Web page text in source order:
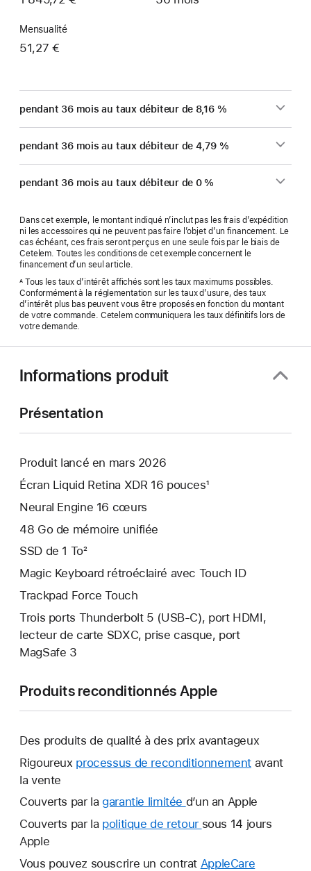
Mensualité
51,27 €
pendant 36 mois au taux débiteur de 8,16 %
pendant 36 mois au taux débiteur de 4,79 %
pendant 36 mois au taux débiteur de 0 %
Dans cet exemple, le montant indiqué n’inclut pas les frais d’expédition
ni les accessoires qui ne peuvent pas faire l’objet d’un financement. Le
cas échéant, ces frais seront perçus en une seule fois par le biais de
Cetelem. Toutes les conditions de cet exemple concernent le
financement d’un seul article.
ATous les taux d’intérêt affichés sont les taux maximums possibles.
Conformément à la réglementation sur les taux d’usure, des taux
d’intérêt plus bas peuvent vous être proposés en fonction du montant
de votre commande. Cetelem communiquera les taux définitifs lors de
votre demande.
Informations produit
Présentation
Produit lancé en mars 2026
Écran Liquid Retina XDR 16 pouces¹
Neural Engine 16 cœurs
48 Go de mémoire unifiée
SSD de 1 To²
Magic Keyboard rétroéclairé avec Touch ID
Trackpad Force Touch
Trois ports Thunderbolt 5 (USB-C), port HDMI,
lecteur de carte SDXC, prise casque, port
MagSafe 3
Produits reconditionnés Apple
Des produits de qualité à des prix avantageux
Rigoureux processus de reconditionnement avant
la vente
Couverts par la garantie limitée Une
nouvelle
d’un an Apple
Couverts par la politique de retour Une
fenêtre
sous 14 jours
Apple
Vous pouvez souscrire un contrat AppleCare